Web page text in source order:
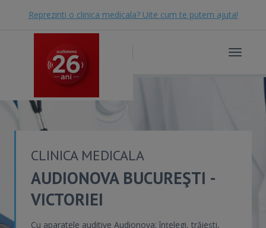
Reprezinti o clinica medicala? Uite cum te putem ajuta!
Toggle
CLINICA MEDICALA
AUDIONOVA BUCUREŞTI -
VICTORIEI
Cu aparatele auditive Audionova: înțelegi, trăiești,